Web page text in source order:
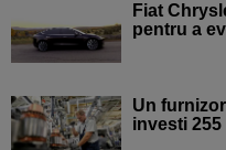
Fiat
pentru a
Un
investi